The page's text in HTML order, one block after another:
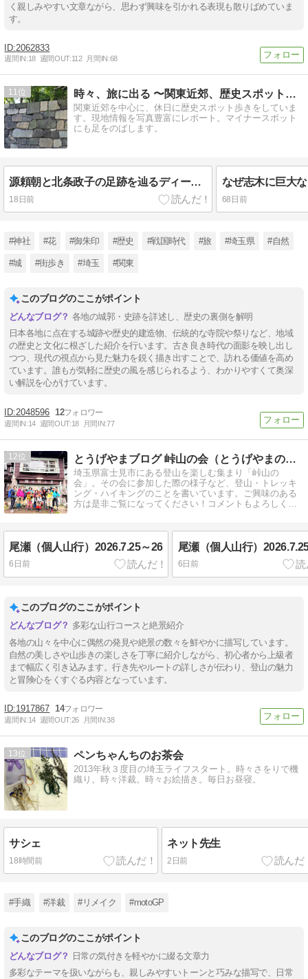
く親しみやすい文章ながら、思わず興味を引かれる表現も散りばめていま
す。
2062833
週間IN:18 週間OUT:112 月間IN:68
11 時々、旅に出る 〜関東近郊、歴史スポット歩き〜
関東近郊を中心に、休日に歴史スポット歩きをしていま
す。現地情報を写真豊富にレポート。マイナースポット
にも足をのばします。
源頼朝と北条政子の足跡を辿るディープ鎌倉さんぽ。杉本寺、頼朝墓所、安養院を巡る【神奈川県鎌倉市】
18日前 68日前
#神社 #花 #御朱印 #歴史 #戦国時代 #旅 #埼玉県 #自然
#城 #街歩き #埼玉 #関東
このブログのここがポイント
各地の城郭・史跡を詳述し、歴史の裏側を解明
日本各地に点在する城跡や歴史的建造物、伝統的な寺院や祭りなど、地域
の歴史と文化に根ざした紹介を行います。古き良き時代の面影を映し出し
つつ、現代の視点から見た魅力を鋭く描き出すことで、訪れる価値を高め
ています。誰もが気軽に歴史の風を感じられるよう、わかりやすくて奥深
い解説を心がけています。
2048596 12
週間IN:14 週間OUT:18 月間IN:77
12 とうげやまブログ 峠山の会（とうげやまのかい）
埼玉県富士見市にある登山を楽しむ集まり「峠山の
会」。その会に参加した際の様子など、登山・トレッキ
ング・ハイキングのことを書いています。ご興味のある
方は是非ご覧になってください！コメントもよろしくお
尾瀬（個人山行）2026.7.25～26
6日前
尾瀬（個人山行）
6日前
このブログのここがポイント
多彩な山行コースと絶景紹介
各地の山々を中心に偶然の発見や絶景の数々を鮮やかに描写しています。
自然の美しさや山歩きの楽しさを丁寧に紹介しながら、初心者から上級者
まで幅広く引き込みます。行き先やルートの詳しさが伝わり、登山の魅力
と冒険心をくすぐる内容となっています。
1917867 14
週間IN:14 週間OUT:26 月間IN:38
13 ペンちゃんちのお茶会
2013年秋３度目の埼玉ライフスタート。時々さをりで機
織り。時々洋裁。時々お絵描き。毎日お昼寝。
サシェ
18時間前
ネット先生
2日前
#手織 #洋裁 #リメイク #motoGP
このブログのここがポイント
日常の気付きを軽やかに綴る文章力
多彩なテーマを扱いながらも、親しみやすいトーンと巧みな描写で、日常